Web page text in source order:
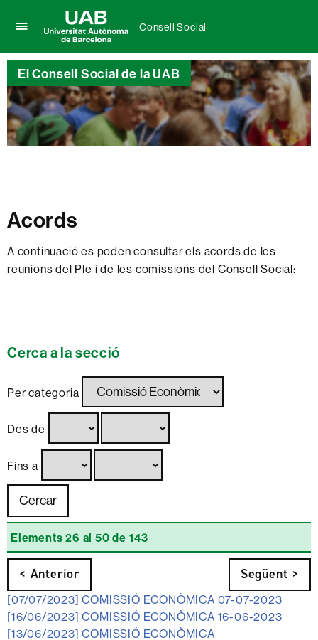
per
desplegar
el
menú
de
Consell
Social
Universitat
Autònoma
de
Barcelona
Consell Social
El Consell Social de la UAB
Acords
A continuació es poden consultar els acords de les
reunions del Ple i de les comissions del Consell Social:
Cerca a la secció
Per categoria
Des de
Fins a
Elements 26 al 50 de 143
< Anterior Següent >
[07/07/2023] COMISSIÓ ECONÒMICA 07-07-2023
[16/06/2023] COMISSIÓ ECONÒMICA 16-06-2023
[13/06/2023] COMISSIÓ ECONÒMICA